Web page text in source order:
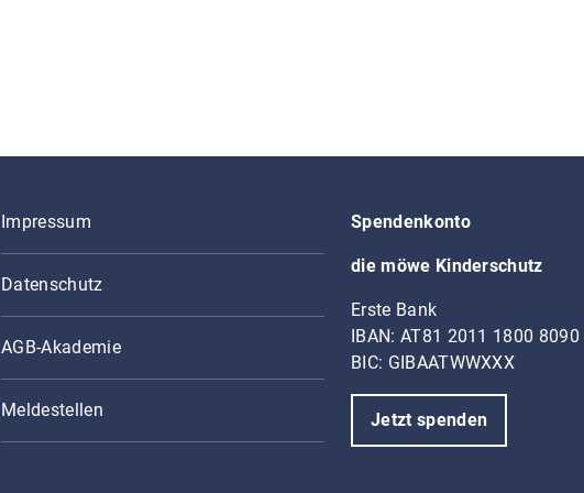
Impressum
Datenschutz
AGB-Akademie
Meldestellen
Spendenkonto
die möwe Kinderschutz
Erste Bank
IBAN: AT81 2011 1800
BIC: GIBAATWWXXX
Jetzt spenden